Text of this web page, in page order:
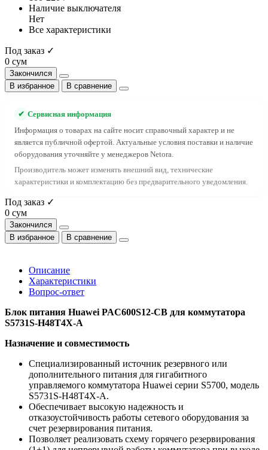
Наличие выключателя
Нет
Все характеристики
Под заказ ✓
0 сум
Закончился
В избранное
В сравнение
✔ Сервисная информация
Информация о товарах на сайте носит справочный характер и не
является публичной офертой. Актуальные условия поставки и наличие
оборудования уточняйте у менеджеров Netora.
Производитель может изменять внешний вид, технические
характеристики и комплектацию без предварительного уведомления.
Под заказ ✓
0 сум
Закончился
В избранное
В сравнение
Описание
Характеристики
Вопрос-ответ
Блок питания Huawei PAC600S12-CB для коммутатора
S5731S-H48T4X-A
Назначение и совместимость
Специализированный источник резервного или
дополнительного питания для гигабитного
управляемого коммутатора Huawei серии S5700, модель
S5731S-H48T4X-A.
Обеспечивает высокую надежность и
отказоустойчивость работы сетевого оборудования за
счет резервирования питания.
Позволяет реализовать схему горячего резервирования